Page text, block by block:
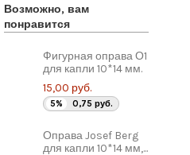
Возможно, вам
понравится
Фигурная оправа О1
для капли 10*14 мм.
15,00 руб.
5% 0,75 руб.
Оправа Josef Berg
для капли 10*14 мм,...